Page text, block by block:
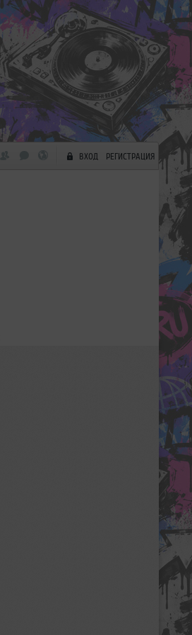
ВХОД РЕГИСТРАЦИЯ